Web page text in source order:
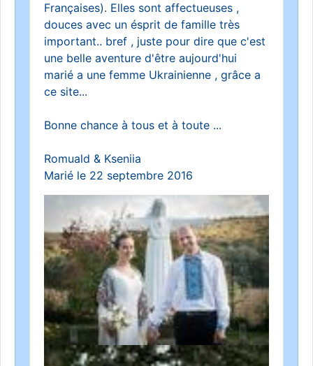
Françaises). Elles sont affectueuses ,
douces avec un ésprit de famille très
important.. bref , juste pour dire que c'est
une belle aventure d'être aujourd'hui
marié a une femme Ukrainienne , grâce a
ce site...
Bonne chance à tous et à toute ...
Romuald & Kseniia
Marié le 22 septembre 2016